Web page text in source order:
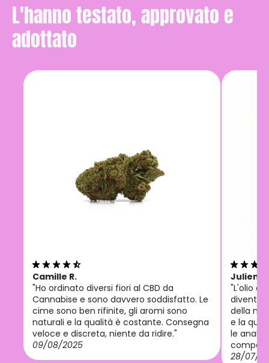
L'hanno testato, approvato e
adottato
Camille R.
"Ho ordinato diversi fiori al CBD da
Cannabise e sono davvero soddisfatto. Le
cime sono ben rifinite, gli aromi sono
naturali e la qualità è costante. Consegna
veloce e discreta, niente da ridire."
09/08/2025
Julien
"L'olio di
della
e la
le
28/07/